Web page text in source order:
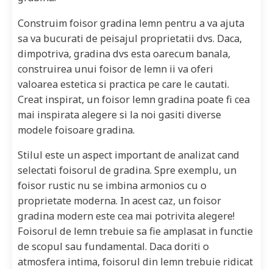
Construim foisor gradina lemn pentru a va ajuta
sa va bucurati de peisajul proprietatii dvs. Daca,
dimpotriva, gradina dvs esta oarecum banala,
construirea unui foisor de lemn ii va oferi
valoarea estetica si practica pe care le cautati.
Creat inspirat, un foisor lemn gradina poate fi cea
mai inspirata alegere si la noi gasiti diverse
modele foisoare gradina.
Stilul este un aspect important de analizat cand
selectati foisorul de gradina. Spre exemplu, un
foisor rustic nu se imbina armonios cu o
proprietate moderna. In acest caz, un foisor
gradina modern este cea mai potrivita alegere!
Foisorul de lemn trebuie sa fie amplasat in functie
de scopul sau fundamental. Daca doriti o
atmosfera intima, foisorul din lemn trebuie ridicat